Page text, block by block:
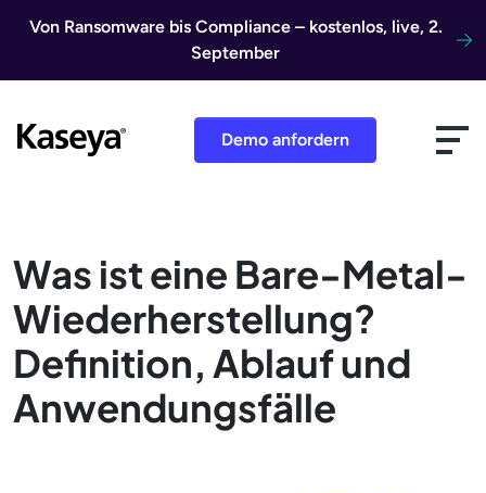
Von Ransomware bis Compliance – kostenlos, live, 2.
September
Demo anfordern
Was ist eine Bare-Metal-
Wiederherstellung?
Definition, Ablauf und
Anwendungsfälle